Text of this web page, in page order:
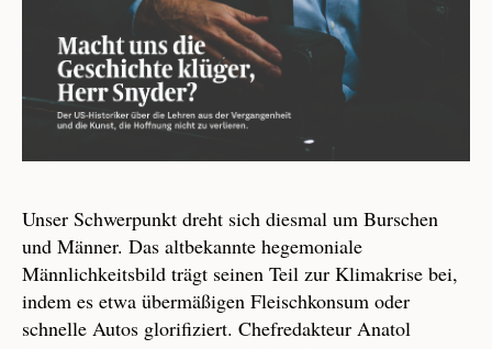
Unser Schwerpunkt dreht sich diesmal um Burschen
und Männer. Das altbekannte hegemoniale
Männlichkeitsbild trägt seinen Teil zur Klimakrise bei,
indem es etwa übermäßigen Fleischkonsum oder
schnelle Autos glorifiziert. Chefredakteur Anatol